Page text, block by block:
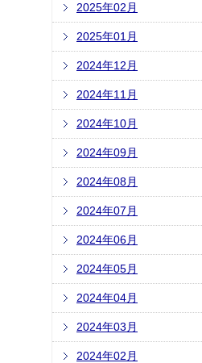
2025年02月
2025年01月
2024年12月
2024年11月
2024年10月
2024年09月
2024年08月
2024年07月
2024年06月
2024年05月
2024年04月
2024年03月
2024年02月